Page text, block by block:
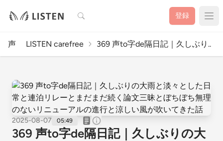
検索 登録
声 LISTEN carefree 369 声to字de隔日記｜久しぶり..
2025-08-07 05:49
369 声to字de隔日記｜久しぶりの大